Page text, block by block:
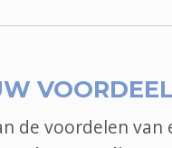
de voordelen van